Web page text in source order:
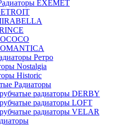
EXEMET
Ретро
Nostalgia
Historic
Радиаторы
радиаторы DERBY
радиаторы LOFT
радиаторы VELAR